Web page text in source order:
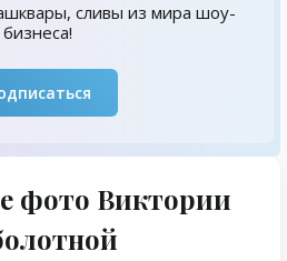
сливы из мира шоу-
бизнеса!
фото Виктории